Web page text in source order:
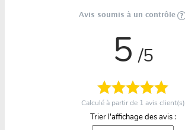
Avis soumis à un contrôle
5 /5
Calculé à partir de 1 avis client(s)
Trier l'affichage des avis :